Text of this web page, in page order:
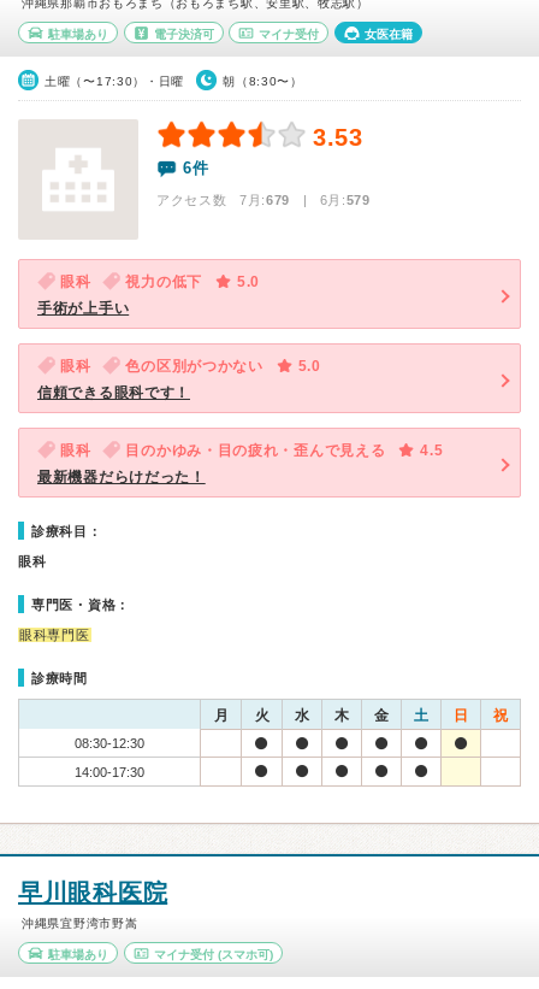
沖縄県那覇市おもろまち（おもろまち駅、安里駅、牧志駅）
駐車場あり 電子決済可 マイナ受付 女医在籍
土曜（〜17:30）・日曜 朝（8:30〜）
3.53
6件
アクセス数 7月:679 | 6月:579
眼科 視力の低下
5.0
手術が上手い
眼科 色の区別がつかない
5.0
信頼できる眼科です！
眼科 目のかゆみ・目の疲れ・歪んで見える
4.5
最新機器だらけだった！
診療科目：
眼科
専門医・資格：
眼科専門医
診療時間
月 火 水 木 金 土 日 祝
08:30-12:30
14:00-17:30
早川眼科医院
沖縄県宜野湾市野嵩
駐車場あり マイナ受付(スマホ可)